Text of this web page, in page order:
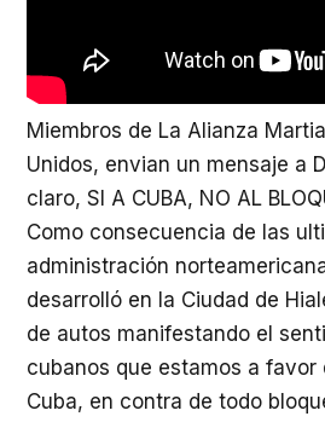
Miembros de La Alianza
Unidos, envian un mensaje a
claro, SI A CUBA, NO AL
Como consecuencia de las
administración
desarrolló en la Ciudad de
de autos manifestando el
cubanos que estamos a favor
Cuba, en contra de todo